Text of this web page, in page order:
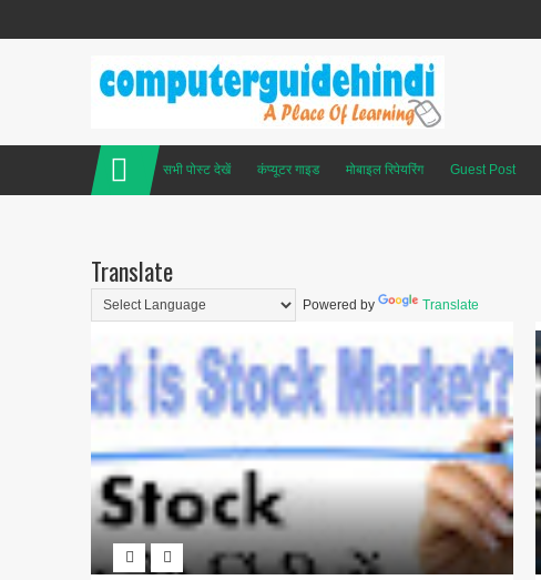
सभी पोस्ट देखें कंप्यूटर गाइड मोबाइल रिपेयरिंग Guest Post
Translate
Powered by Translate